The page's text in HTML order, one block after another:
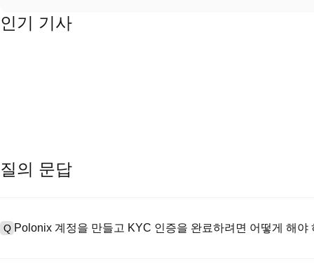
인기 기사
질의 문답
Q Polonix 계정을 만들고 KYC 인증을 완료하려면 어떻게 해야